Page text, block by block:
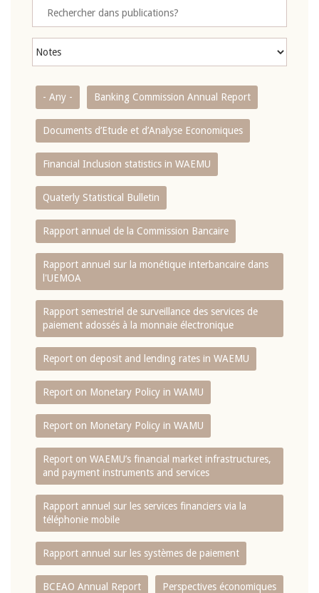
- Any - Banking Commission Annual Report
Documents d’Etude et d’Analyse Economiques
Financial Inclusion statistics in WAEMU
Quaterly Statistical Bulletin
Rapport annuel de la Commission Bancaire
Rapport annuel sur la monétique interbancaire dans
l'UEMOA
Rapport semestriel de surveillance des services de
paiement adossés à la monnaie électronique
Report on deposit and lending rates in WAEMU
Report on Monetary Policy in WAMU
Report on Monetary Policy in WAMU
Report on WAEMU’s financial market infrastructures,
and payment instruments and services
Rapport annuel sur les services financiers via la
téléphonie mobile
Rapport annuel sur les systèmes de paiement
BCEAO Annual Report Perspectives économiques